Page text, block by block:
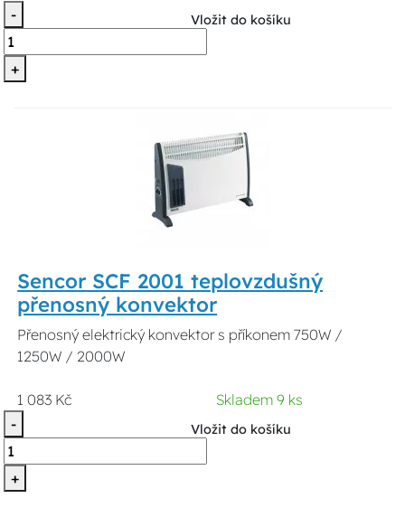
-
+
Vložit do košíku
Sencor SCF 2001 teplovzdušný
přenosný konvektor
Přenosný elektrický konvektor s příkonem 750W /
1250W / 2000W
1 083 Kč
Skladem 9 ks
-
+
Vložit do košíku